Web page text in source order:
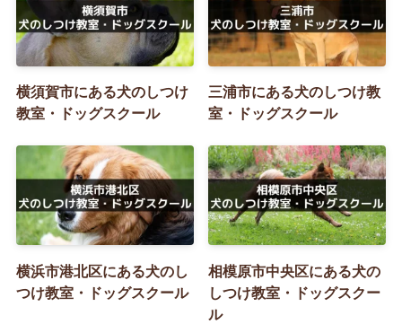
横須賀市にある犬のしつけ
教室・ドッグスクール
三浦市にある犬のしつけ教
室・ドッグスクール
横浜市港北区にある犬のし
つけ教室・ドッグスクール
相模原市中央区にある犬の
しつけ教室・ドッグスクー
ル